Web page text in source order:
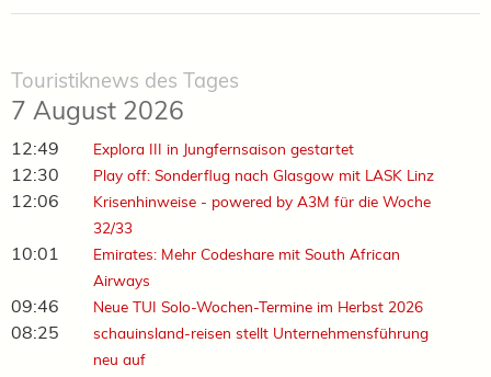
Touristiknews des Tages
7 August 2026
12:49 Explora III in Jungfernsaison gestartet
12:30 Play off: Sonderflug nach Glasgow mit LASK Linz
12:06
Krisenhinweise - powered by A3M für die Woche
32/33
10:01
Emirates: Mehr Codeshare mit South African
Airways
09:46 Neue TUI Solo-Wochen-Termine im Herbst 2026
08:25
schauinsland-reisen stellt Unternehmensführung
neu auf